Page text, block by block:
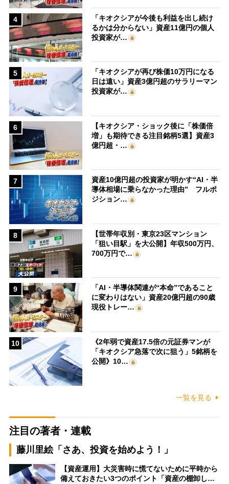
4
「キオクシアが今後も利益を出し続け
るかは分からない」資産11億円の個人
投資家が…
5
「キオクシアが再び株価10万円になる
日は遠い」資産3億円超のサラリーマン
投資家が…
6
【キオクシア・ショック後に「株価倍
増」も期待できる注目銘柄5選】資産3
億円超・…
7
資産10億円超の投資家が明かす“AI・半
導体相場に乗らなかった理由” フルポ
ジション…
8
【世帯年収別・東京23区マンション
「狙い目駅」を大公開】年収500万円、
700万円で…
9
「AI・半導体関連が“本命”であること
に変わりはない」資産20億円超の90歳
現役トレー…
10
《2年弱で資産17.5倍の元証券マンが
「キオクシア急落で次に狙う」5銘柄を
公開》10…
一覧を見る
注目の著者・連載
藤川里絵「さあ、投資を始めよう！」
【資産運用】大災害時に慌てないために平時から
備えておきたい3つのポイント「資産の棚卸し…